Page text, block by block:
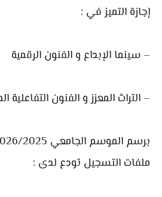
إجازة التميز في :
– سينما الإبداع و الفنون الرقمية
– التراث المعزز و الفنون التفاعلية
ملفات التسجيل تودع لدى :